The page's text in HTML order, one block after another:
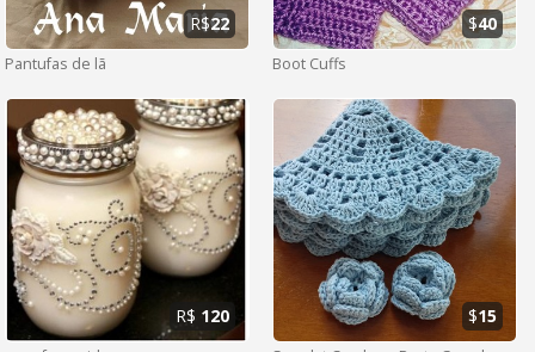
Pantufas de lã
R$22
Boot Cuffs
$40
R$ 120 $15